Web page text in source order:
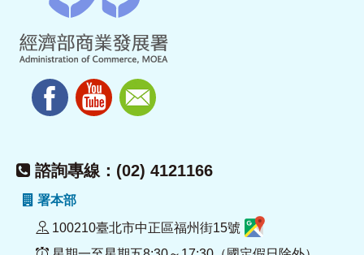
諮詢專線：(02) 4121166
署本部
100210臺北市中正區福州街15號